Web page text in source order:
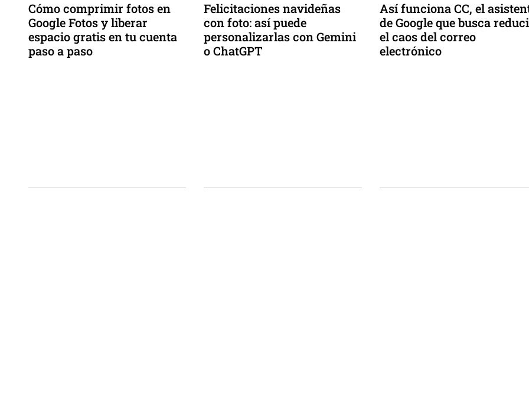
Cómo comprimir fotos en
Google Fotos y liberar
espacio gratis en tu cuenta
paso a paso
Felicitaciones navideñas
con foto: así puede
personalizarlas con Gemini
o ChatGPT
Así funciona CC, el
de Google que busca
el caos del correo
electrónico